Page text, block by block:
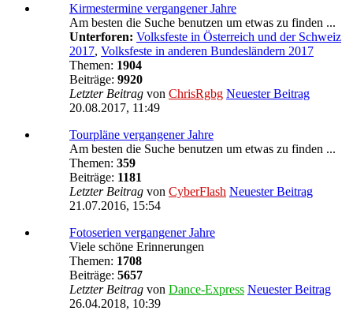
Kirmestermine vergangener Jahre
Am besten die Suche benutzen um etwas zu finden ...
Unterforen: Volksfeste in Österreich und der Schweiz
2017, Volksfeste in anderen Bundesländern 2017
Themen: 1904
Beiträge: 9920
Letzter Beitrag von ChrisRgbg Neuester Beitrag
20.08.2017, 11:49
Tourpläne vergangener Jahre
Am besten die Suche benutzen um etwas zu finden ...
Themen: 359
Beiträge: 1181
Letzter Beitrag von CyberFlash Neuester Beitrag
21.07.2016, 15:54
Fotoserien vergangener Jahre
Viele schöne Erinnerungen
Themen: 1708
Beiträge: 5657
Letzter Beitrag von Dance-Express Neuester Beitrag
26.04.2018, 10:39